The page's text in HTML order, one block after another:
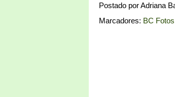
Postado porAdriana
Marcadores: BC Fotos